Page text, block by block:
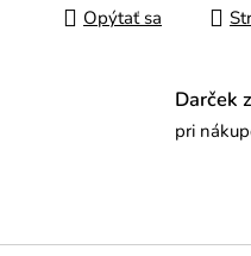
Opýtať sa
Darček
pri